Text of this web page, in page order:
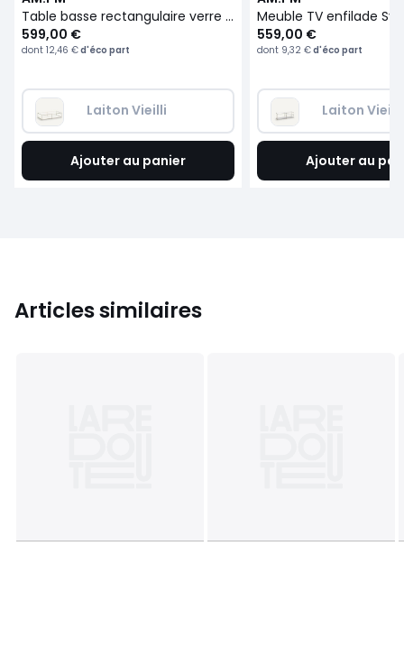
Table basse rectangulaire verre trempé, Sybil
599,00 €
dont 12,46 €d'éco part
Laiton Vieilli
Ajouter au panier
Meuble TV enfilade
559,00 €
dont 9,32 €d'éco part
Laiton Vieilli
Ajouter au
Articles similaires